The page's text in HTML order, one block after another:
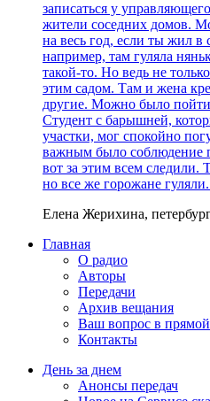
записаться у
жители соседних домов.
на весь год, если ты жил в
например, там гуляла
такой-то. Но ведь не
этим садом. Там и жена
другие. Можно было пойти
Студент с барышней,
участки, мог спокойно
важным было соблюдение
вот за этим всем следили.
но все же горожане
Елена Жерихина,
Главная
О радио
Авторы
Передачи
Архив вещания
Ваш вопрос в
Контакты
День за днем
Анонсы передач